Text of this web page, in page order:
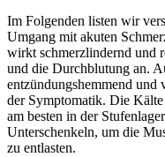
Im Folgenden listen wir
Umgang mit akuten
wirkt schmerzlindernd und
und die Durchblutung an.
entzündungshemmend und
der Symptomatik. Die
am besten in der
Unterschenkeln, um die
zu entlasten.